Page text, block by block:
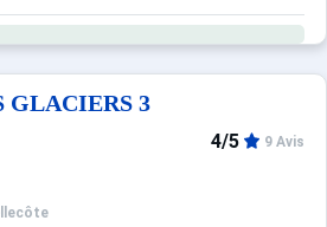
9 étages avec ascenseur, très
la nuit.
situés à 100 mètres.
payants
GLACIERS 3
4/5 9 Avis